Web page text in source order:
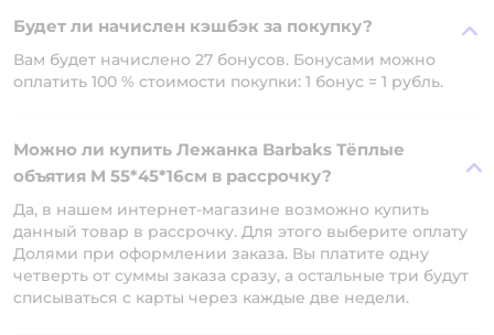
Будет ли начислен кэшбэк за покупку?
Вам будет начислено 27 бонусов. Бонусами можно
оплатить 100 % стоимости покупки: 1 бонус = 1 рубль.
Можно ли купить Лежанка Barbaks Тёплые
объятия M 55*45*16см в рассрочку?
Да, в нашем интернет-магазине возможно купить
данный товар в рассрочку. Для этого выберите оплату
Долями при оформлении заказа. Вы платите одну
четверть от суммы заказа сразу, а остальные три будут
списываться с карты через каждые две недели.